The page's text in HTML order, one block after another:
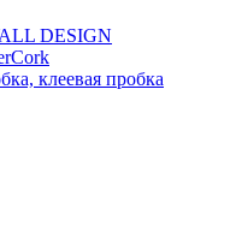
DESIGN
клеевая пробка